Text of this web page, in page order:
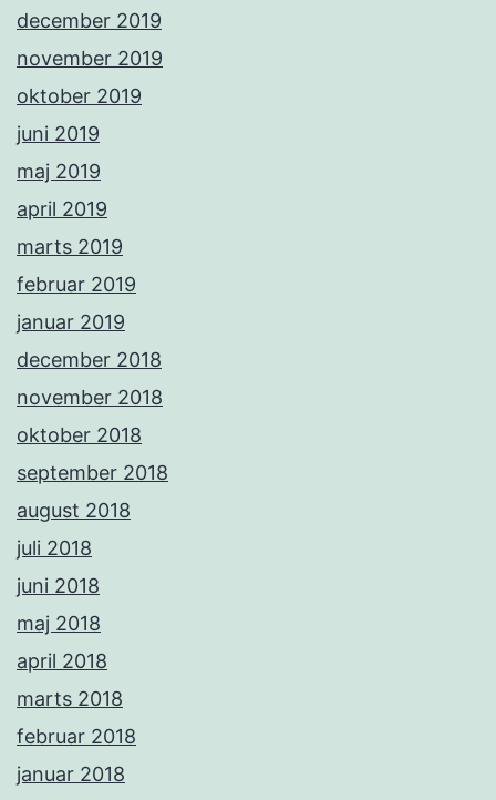
december 2019
november 2019
oktober 2019
juni 2019
maj 2019
april 2019
marts 2019
februar 2019
januar 2019
december 2018
november 2018
oktober 2018
september 2018
august 2018
juli 2018
juni 2018
maj 2018
april 2018
marts 2018
februar 2018
januar 2018